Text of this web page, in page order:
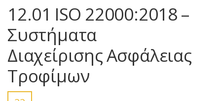
12.01 ISO 22000:2018 –
Συστήματα
Διαχείρισης Ασφάλειας
Τροφίμων